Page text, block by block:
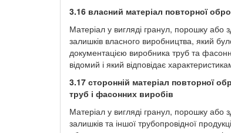
3.16 власний матеріал повторної
Матеріал у вигляді гранул, порошку або
залишків власного виробництва, який
документацією виробника труб та
відомий і який відповідає
3.17 сторонній матеріал повторної
труб і фасонних виробів
Матеріал у вигляді гранул, порошку або
залишків та іншої трубопровідної